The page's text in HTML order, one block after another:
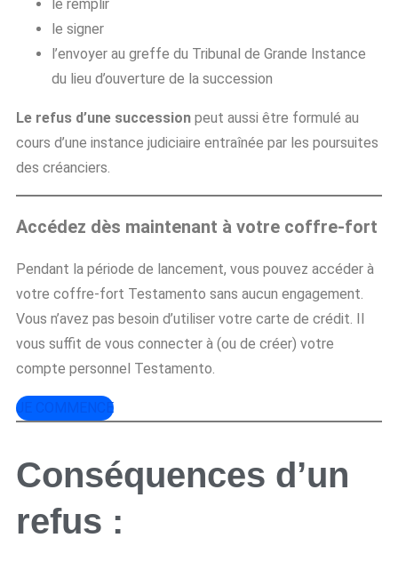
le remplir
le signer
l’envoyer au greffe du Tribunal de Grande Instance
du lieu d’ouverture de la succession
Le refus d’une succession peut aussi être formulé au
cours d’une instance judiciaire entraînée par les poursuites
des créanciers.
Accédez dès maintenant à votre coffre-fort
Pendant la période de lancement, vous pouvez accéder à
votre coffre-fort Testamento sans aucun engagement.
Vous n’avez pas besoin d’utiliser votre carte de crédit. Il
vous suffit de vous connecter à (ou de créer) votre
compte personnel Testamento.
JE COMMENCE
Conséquences d’un
refus :